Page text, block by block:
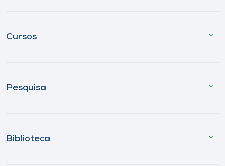
Cursos
Pesquisa
Biblioteca